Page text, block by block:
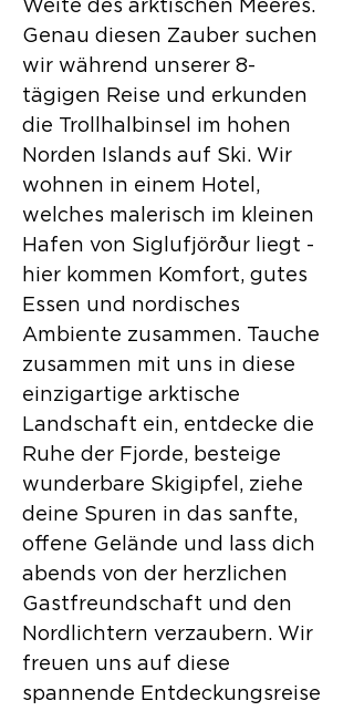
Weite des arktischen Meeres.
Genau diesen Zauber suchen
wir während unserer 8-
tägigen Reise und erkunden
die Trollhalbinsel im hohen
Norden Islands auf Ski. Wir
wohnen in einem Hotel,
welches malerisch im kleinen
Hafen von Siglufjörður liegt -
hier kommen Komfort, gutes
Essen und nordisches
Ambiente zusammen. Tauche
zusammen mit uns in diese
einzigartige arktische
Landschaft ein, entdecke die
Ruhe der Fjorde, besteige
wunderbare Skigipfel, ziehe
deine Spuren in das sanfte,
offene Gelände und lass dich
abends von der herzlichen
Gastfreundschaft und den
Nordlichtern verzaubern. Wir
freuen uns auf diese
spannende Entdeckungsreise